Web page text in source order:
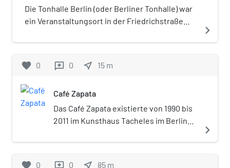
Die Tonhalle Berlin (oder Berliner Tonhalle) war
ein Veranstaltungsort in der Friedrichstraße
bis 1906.
navigate_next
favorite 0 reviews 0 near_me 15 m
Café Zapata
Das Café Zapata existierte von 1990 bis
2011 im Kunsthaus Tacheles im Berliner
Bezirks. Als Underground-Club,
navigate_next
favorite 0 reviews 0 near_me 85 m